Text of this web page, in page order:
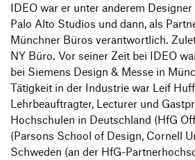
IDEO war er unter anderem
Palo Alto Studios und dann, als
Münchner Büros verantwortlich.
NY Büro. Vor seiner Zeit bei IDEO
bei Siemens Design & Messe in
Tätigkeit in der Industrie war Leif
Lehrbeauftragter, Lecturer und
Hochschulen in Deutschland (HfG
(Parsons School of Design, Cornell
Schweden (an der HfG-